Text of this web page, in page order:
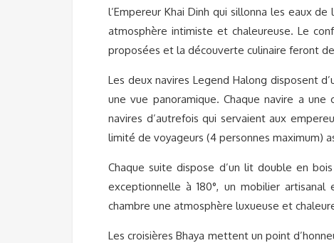
l’Empereur Khai Dinh qui sillonna les eaux
atmosphère intimiste et chaleureuse. Le
proposées et la découverte culinaire feront
Les deux navires Legend Halong disposent
une vue panoramique. Chaque navire a
navires d’autrefois qui servaient aux
limité de voyageurs (4 personnes maximum)
Chaque suite dispose d’un lit double en
exceptionnelle à 180°, un mobilier
chambre une atmosphère luxueuse et
Les croisières Bhaya mettent un point